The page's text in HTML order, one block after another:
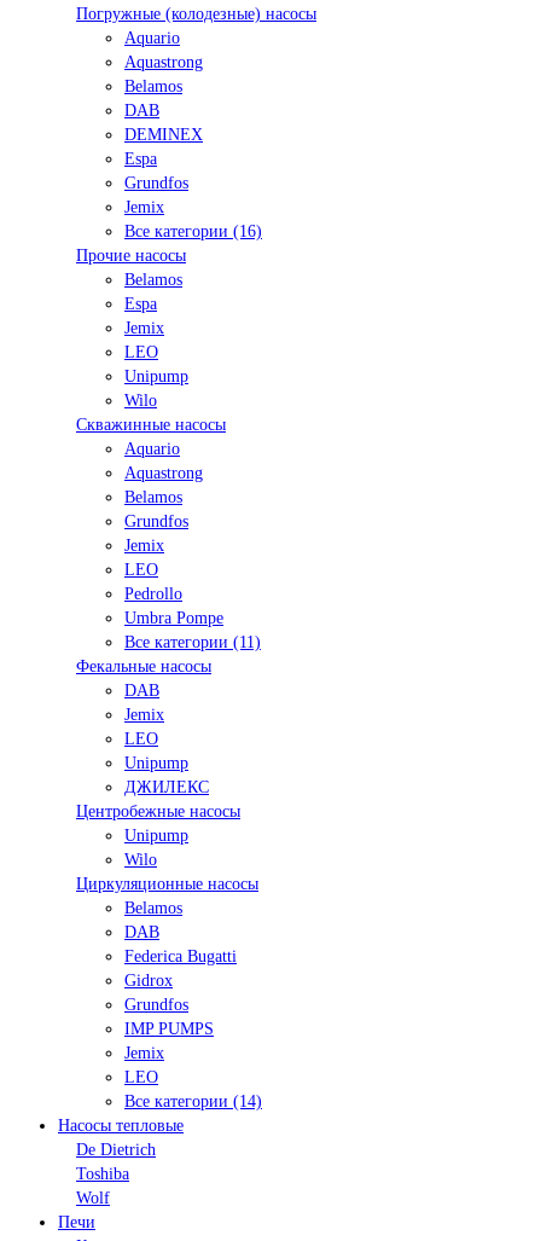
Погружные (колодезные) насосы
Aquario
Aquastrong
Belamos
DAB
DEMINEX
Espa
Grundfos
Jemix
Все категории (16)
Прочие насосы
Belamos
Espa
Jemix
LEO
Unipump
Wilo
Скважинные насосы
Aquario
Aquastrong
Belamos
Grundfos
Jemix
LEO
Pedrollo
Umbra Pompe
Все категории (11)
Фекальные насосы
DAB
Jemix
LEO
Unipump
ДЖИЛЕКС
Центробежные насосы
Unipump
Wilo
Циркуляционные насосы
Belamos
DAB
Federica Bugatti
Gidrox
Grundfos
IMP PUMPS
Jemix
LEO
Все категории (14)
Насосы тепловые
De Dietrich
Toshiba
Wolf
Печи